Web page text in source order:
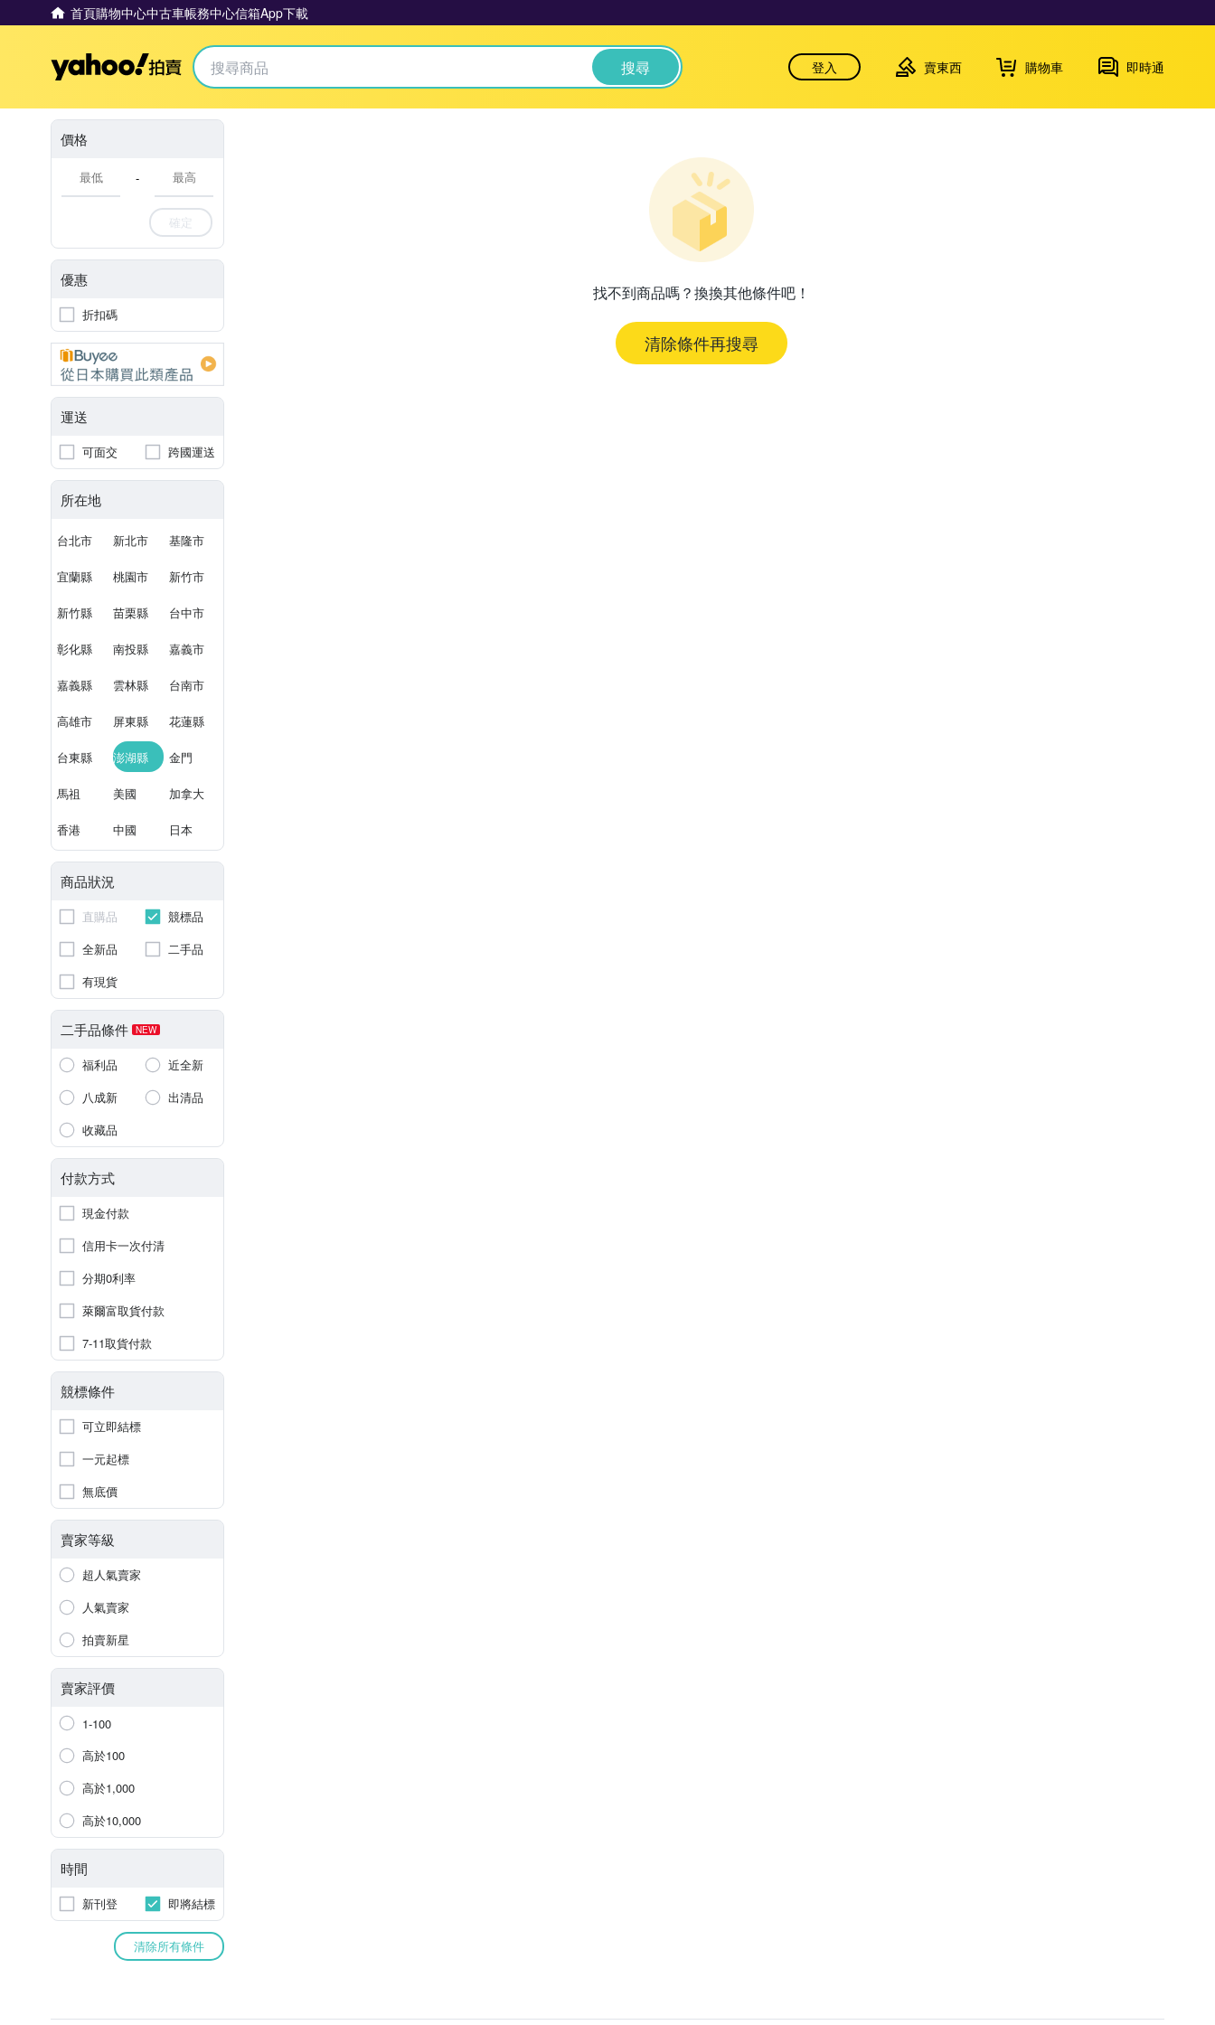
首頁購物中心中古車帳務中心信箱App下載
Yahoo拍賣 搜尋 登入 賣東西 購物車 即時通
價格
-
確定
優惠
折扣碼
運送
可面交 跨國運送
所在地
台北市 新北市 基隆市
宜蘭縣 桃園市 新竹市
新竹縣 苗栗縣 台中市
彰化縣 南投縣 嘉義市
嘉義縣 雲林縣 台南市
高雄市 屏東縣 花蓮縣
台東縣 澎湖縣 金門
馬祖 美國 加拿大
香港 中國 日本
商品狀況
直購品
競標品
全新品
二手品
有現貨
二手品條件 NEW
福利品
近全新
八成新
出清品
收藏品
付款方式
現金付款
信用卡一次付清
分期0利率
萊爾富取貨付款
7-11取貨付款
競標條件
可立即結標
一元起標
無底價
賣家等級
超人氣賣家
人氣賣家
拍賣新星
賣家評價
1-100
高於100
高於1,000
高於10,000
時間
新刊登 即將結標
清除所有條件
找不到商品嗎？換換其他條件吧！
清除條件再搜尋